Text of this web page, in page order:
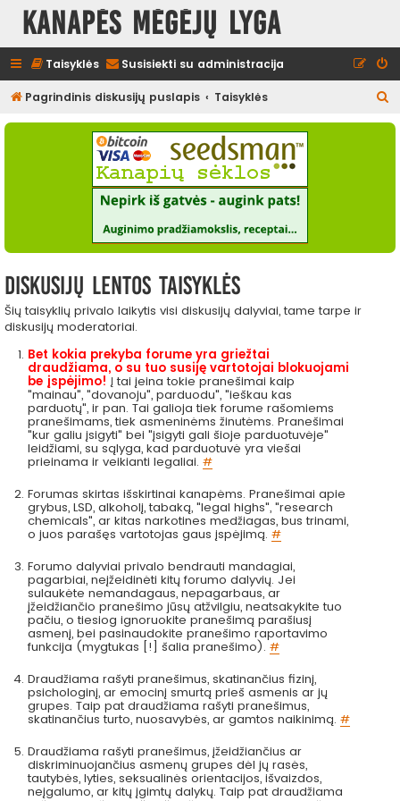
Kanapės mėgėjų lyga
Taisyklės Susisiekti su administracija
Pagrindinis diskusijų puslapis Taisyklės
e
Diskusijų lentos taisyklės
Šių taisyklių privalo laikytis visi diskusijų dalyviai, tame tarpe ir
diskusijų moderatoriai.
Bet kokia prekyba forume yra griežtai
draudžiama, o su tuo susiję vartotojai blokuojami
be įspėjimo! Į tai įeina tokie pranešimai kaip
"mainau", "dovanoju", parduodu", "ieškau kas
parduotų", ir pan. Tai galioja tiek forume rašomiems
pranešimams, tiek asmeninėms žinutėms. Pranešimai
"kur galiu įsigyti" bei "įsigyti gali šioje parduotuvėje"
leidžiami, su sąlyga, kad parduotuvė yra viešai
prieinama ir veikianti legaliai.#
Forumas skirtas išskirtinai kanapėms. Pranešimai apie
grybus, LSD, alkoholį, tabaką, "legal highs", "research
chemicals", ar kitas narkotines medžiagas, bus trinami,
o juos parašęs vartotojas gaus įspėjimą.#
Forumo dalyviai privalo bendrauti mandagiai,
pagarbiai, neįžeidinėti kitų forumo dalyvių. Jei
sulaukėte nemandagaus, nepagarbaus, ar
įžeidžiančio pranešimo jūsų atžvilgiu, neatsakykite tuo
pačiu, o tiesiog ignoruokite pranešimą parašiusį
asmenį, bei pasinaudokite pranešimo raportavimo
funkcija (mygtukas [!] šalia pranešimo).#
Draudžiama rašyti pranešimus, skatinančius fizinį,
psichologinį, ar emocinį smurtą prieš asmenis ar jų
grupes. Taip pat draudžiama rašyti pranešimus,
skatinančius turto, nuosavybės, ar gamtos naikinimą.#
Draudžiama rašyti pranešimus, įžeidžiančius ar
diskriminuojančius asmenų grupes dėl jų rasės,
tautybės, lyties, seksualinės orientacijos, išvaizdos,
neįgalumo, ar kitų įgimtų dalykų. Taip pat draudžiama